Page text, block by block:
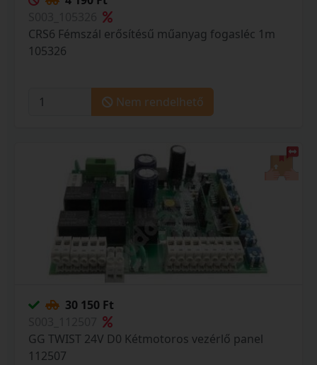
CRS6 Fémszál erősítésű műanyag fogasléc 1m
105326
Nem rendelhető
30 150 Ft
GG TWIST 24V D0 Kétmotoros vezérlő panel
112507